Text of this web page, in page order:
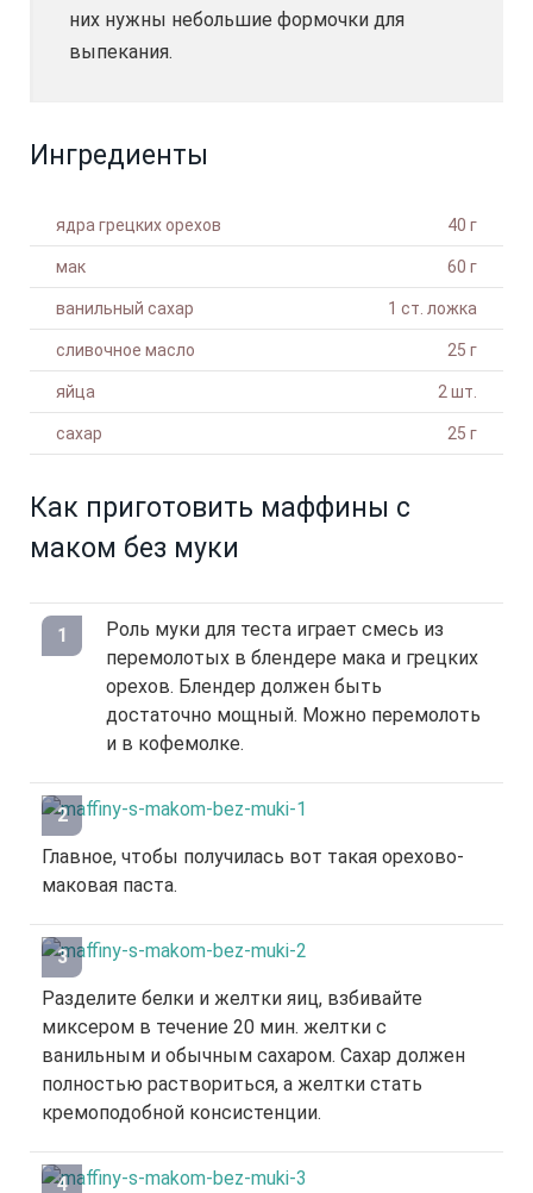
них нужны небольшие формочки для
выпекания.
Ингредиенты
ядра грецких орехов 40 г
мак 60 г
ванильный сахар 1 ст. ложка
сливочное масло 25 г
яйца 2 шт.
сахар 25 г
Как приготовить маффины с
маком без муки
Роль муки для теста играет смесь из
перемолотых в блендере мака и грецких
орехов. Блендер должен быть
достаточно мощный. Можно перемолоть
и в кофемолке.
Главное, чтобы получилась вот такая орехово-
маковая паста.
Разделите белки и желтки яиц, взбивайте
миксером в течение 20 мин. желтки с
ванильным и обычным сахаром. Сахар должен
полностью раствориться, а желтки стать
кремоподобной консистенции.